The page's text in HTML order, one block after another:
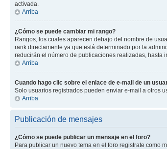
activada.
Arriba
¿Cómo se puede cambiar mi rango?
Rangos, los cuales aparecen debajo del nombre de
rank directamente ya que está determinado por la
reducirán el número de publicaciones realizadas, hasta
Arriba
Cuando hago clic sobre el enlace de e-mail de un
Solo usuarios registrados pueden enviar e-mail a otros
Arriba
Publicación de mensajes
¿Cómo se puede publicar un mensaje en el foro?
Para publicar un nuevo tema en el foro registrate como